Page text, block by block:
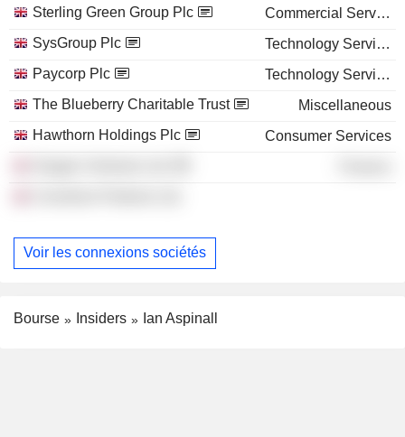
Sterling Green Group Plc
Commercial Services
SysGroup Plc
Technology Services
Paycorp Plc
Technology Services
The Blueberry Charitable Trust
Miscellaneous
Hawthorn Holdings Plc
Consumer Services
Voir les connexions sociétés
Bourse Insiders Ian Aspinall